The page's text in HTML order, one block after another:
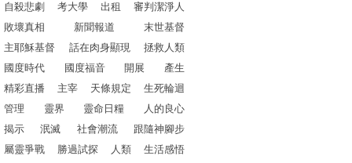
自殺悲劇
考大學 出租
審判潔淨人
敗壞真相
新聞報道
末世基督
主耶穌基督
話在肉身顯現
拯救人類
國度時代
國度福音 開展
產生
精彩直播
主宰 天條規定
生死輪迴
管理
靈界 靈命日糧
人的良心
揭示
泯滅 社會潮流
跟隨神腳步
屬靈爭戰
勝過試探 人類
生活感悟